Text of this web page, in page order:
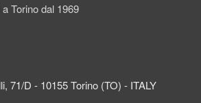
Torino dal 1969
71/D - 10155 Torino (TO) - ITALY